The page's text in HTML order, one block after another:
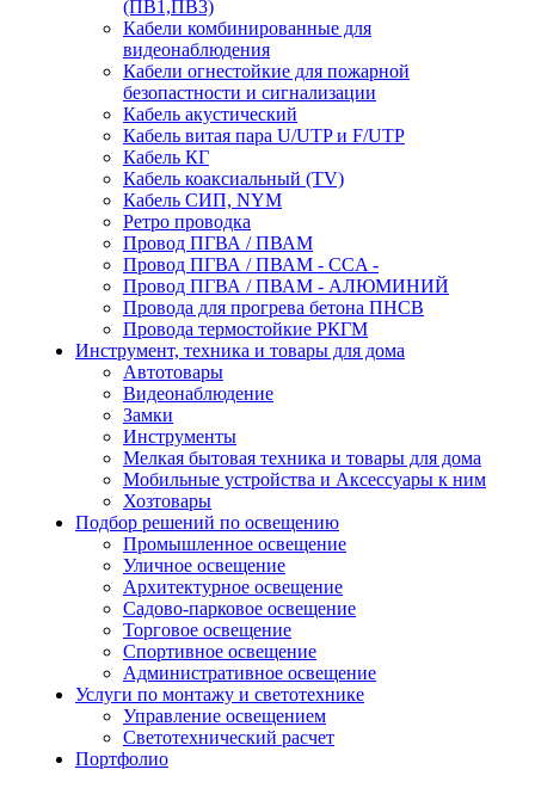
(ПВ1,ПВ3)
Кабели комбинированные для
видеонаблюдения
Кабели огнестойкие для пожарной
безопастности и сигнализации
Кабель акустический
Кабель витая пара U/UTP и F/UTP
Кабель КГ
Кабель коаксиальный (TV)
Кабель СИП, NYM
Ретро проводка
Провод ПГВА / ПВАМ
Провод ПГВА / ПВАМ - CCA -
Провод ПГВА / ПВАМ - АЛЮМИНИЙ
Провода для прогрева бетона ПНСВ
Провода термостойкие РКГМ
Инструмент, техника и товары для дома
Автотовары
Видеонаблюдение
Замки
Инструменты
Мелкая бытовая техника и товары для дома
Мобильные устройства и Аксессуары к ним
Хозтовары
Подбор решений по освещению
Промышленное освещение
Уличное освещение
Архитектурное освещение
Садово-парковое освещение
Торговое освещение
Спортивное освещение
Административное освещение
Услуги по монтажу и светотехнике
Управление освещением
Светотехнический расчет
Портфолио